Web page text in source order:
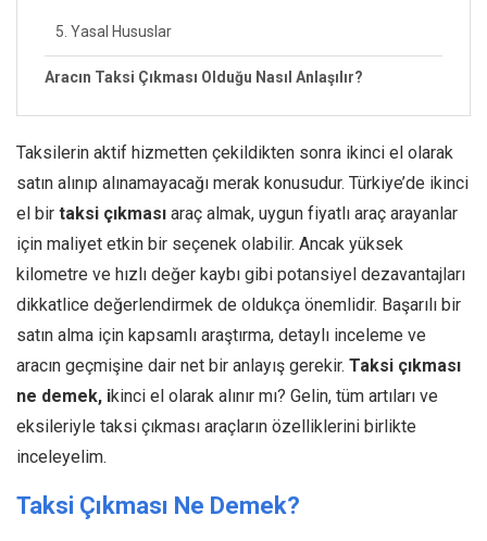
5. Yasal Hususlar
Aracın Taksi Çıkması Olduğu Nasıl Anlaşılır?
Taksilerin aktif hizmetten çekildikten sonra ikinci el olarak
satın alınıp alınamayacağı merak konusudur. Türkiye’de ikinci
el bir taksi çıkması araç almak, uygun fiyatlı araç arayanlar
için maliyet etkin bir seçenek olabilir. Ancak yüksek
kilometre ve hızlı değer kaybı gibi potansiyel dezavantajları
dikkatlice değerlendirmek de oldukça önemlidir. Başarılı bir
satın alma için kapsamlı araştırma, detaylı inceleme ve
aracın geçmişine dair net bir anlayış gerekir. Taksi çıkması
ne demek, ikinci el olarak alınır mı? Gelin, tüm artıları ve
eksileriyle taksi çıkması araçların özelliklerini birlikte
inceleyelim.
Taksi Çıkması Ne Demek?